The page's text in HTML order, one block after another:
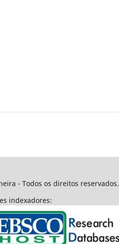
- Todos os direitos reservados.
indexadores: